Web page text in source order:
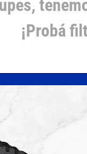
¡Probá